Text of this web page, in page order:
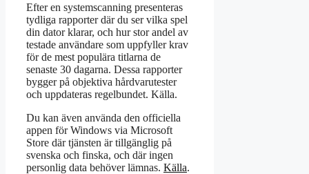
Efter en systemscanning presenteras
tydliga rapporter där du ser vilka spel
din dator klarar, och hur stor andel av
testade användare som uppfyller krav
för de mest populära titlarna de
senaste 30 dagarna. Dessa rapporter
bygger på objektiva hårdvarutester
och uppdateras regelbundet. Källa.
Du kan även använda den officiella
appen för Windows via Microsoft
Store där tjänsten är tillgänglig på
svenska och finska, och där ingen
personlig data behöver lämnas. Källa.